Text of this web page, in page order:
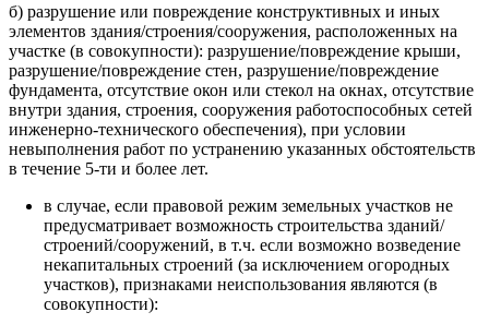
б) разрушение или повреждение конструктивных и иных
элементов здания/строения/сооружения, расположенных на
участке (в совокупности): разрушение/повреждение крыши,
разрушение/повреждение стен, разрушение/повреждение
фундамента, отсутствие окон или стекол на окнах, отсутствие
внутри здания, строения, сооружения работоспособных сетей
инженерно-технического обеспечения), при условии
невыполнения работ по устранению указанных обстоятельств
в течение 5-ти и более лет.
в случае, если правовой режим земельных участков не
предусматривает возможность строительства зданий/
строений/сооружений, в т.ч. если возможно возведение
некапитальных строений (за исключением огородных
участков), признаками неиспользования являются (в
совокупности):